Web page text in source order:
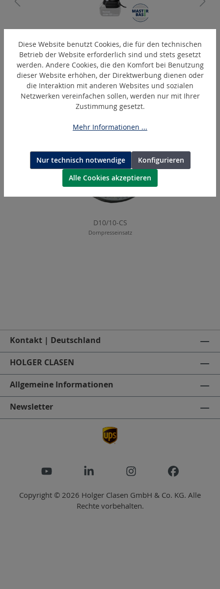
PressMax-C6-C
Akku-hydraulisches Presswerkzeug
Produktgalerie überspringen
Ähnliche Artikel
D10/10-CS
Dornpresseinsatz
Kontakt | Deutschland
HOLGER CLASEN
Allgemeine Informationen
Newsletter
Copyright © 2026 Holger Clasen GmbH & Co. KG. Alle
Rechte vorbehalten.
Diese Website benutzt Cookies, die für den technischen
Betrieb der Website erforderlich sind und stets gesetzt
werden. Andere Cookies, die den Komfort bei Benutzung
dieser Website erhöhen, der Direktwerbung dienen oder
die Interaktion mit anderen Websites und sozialen
Netzwerken vereinfachen sollen, werden nur mit Ihrer
Zustimmung gesetzt.
Mehr Informationen ...
Nur technisch notwendige
Konfigurieren
Alle Cookies akzeptieren